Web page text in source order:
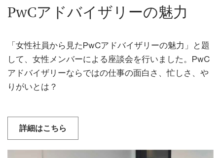
PwCアドバイザリーの魅力
「女性社員から見たPwCアドバイザリーの魅力」と題
して、女性メンバーによる座談会を行いました。PwC
アドバイザリーならではの仕事の面白さ、忙しさ、や
りがいとは？
詳細はこちら